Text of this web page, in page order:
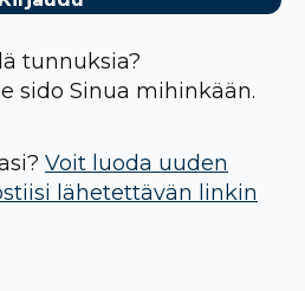
tunnuksia?
sido Sinua mihinkään.
Voit luoda uuden
lähetettävän linkin